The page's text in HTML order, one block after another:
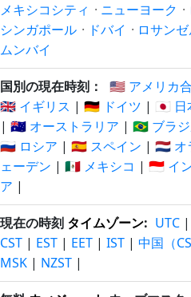
メキシコシティ · ニューヨーク ·
シンガポール · ドバイ · ロサン
ムンバイ
国別の現在時刻： 🇺🇸 アメリカ
🇬🇧 イギリス | 🇩🇪 ドイツ | 🇯🇵 日
| 🇦🇺 オーストラリア | 🇧🇷 ブラ
🇷🇺 ロシア | 🇪🇸 スペイン | 🇳🇱 オ
ェーデン | 🇲🇽 メキシコ | 🇮🇩 イ
ア |
現在の時刻 タイムゾーン: UTC |
CST | EST | EET | IST | 中国（
MSK | NZST |